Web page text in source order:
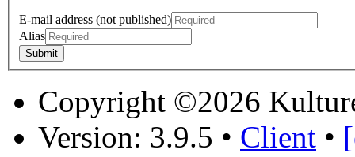
E-mail address (not published)
Alias
Copyright ©2026
Version: 3.9.5 • Client •